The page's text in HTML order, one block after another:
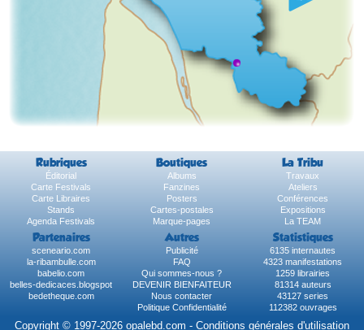
Rubriques Boutiques La Tribu
Éditorial Albums
Travaux
Carte Festivals
Fanzines
Ateliers
Carte Libraires
Posters
Conférences
Stands
Cartes-postales
Expositions
Agenda Festivals
Marque-pages La TEAM
Partenaires Autres Statistiques
sceneario.com Publicité
6135 internautes
la-ribambulle.com
FAQ
4323 manifestations
babelio.com
Qui sommes-nous ?
1259 librairies
belles-dedicaces.blogspot
DEVENIR BIENFAITEUR
81314 auteurs
bedetheque.com
Nous contacter
43127 series
Politique Confidentialité
112382 ouvrages
Copyright © 1997-2026 opalebd.com - Conditions générales d'utilisation